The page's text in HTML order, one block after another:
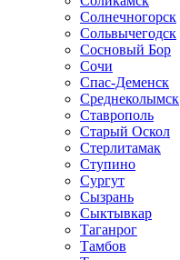
Солнечногорск
Сольвычегодск
Сосновый Бор
Сочи
Спас-Деменск
Среднеколымск
Ставрополь
Старый Оскол
Стерлитамак
Ступино
Сургут
Сызрань
Сыктывкар
Таганрог
Тамбов